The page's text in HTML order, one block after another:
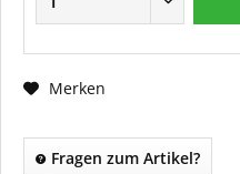
Merken
Fragen zum Artikel?